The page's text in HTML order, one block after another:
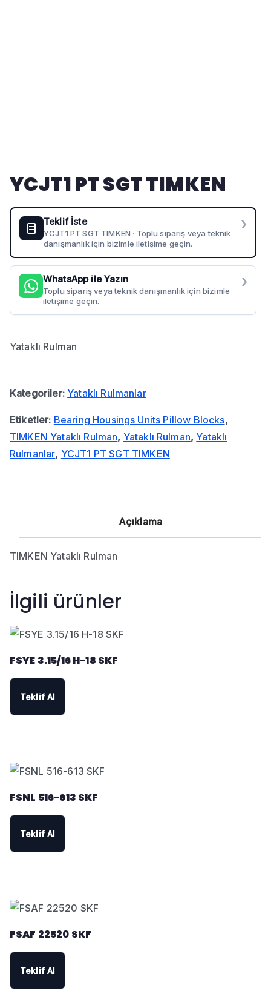
YCJT1 PT SGT TIMKEN
Yataklı Rulman
Teklif İste
YCJT1 PT SGT TIMKEN · Toplu sipariş veya teknik
danışmanlık için bizimle iletişime geçin.
›
WhatsApp ile Yazın
Toplu sipariş veya teknik danışmanlık için bizimle
iletişime geçin.
›
Kategoriler: Yataklı Rulmanlar
Etiketler: Bearing Housings Units Pillow Blocks,
TIMKEN Yataklı Rulman, Yataklı Rulman, Yataklı
Rulmanlar, YCJT1 PT SGT TIMKEN
Açıklama
TIMKEN Yataklı Rulman
İlgili ürünler
FSYE 3.15/16 H-18 SKF
Teklif Al
FSNL 516-613 SKF
Teklif Al
FSAF 22520 SKF
Teklif Al